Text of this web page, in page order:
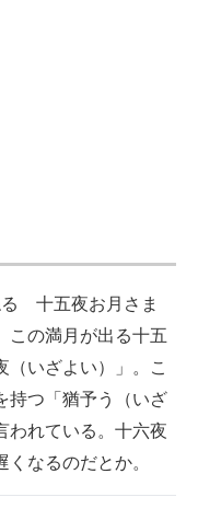
十五夜お月さま
この満月が出る十五
（いざよい）」。こ
持つ「猶予う（いざ
われている。十六夜
なるのだとか。